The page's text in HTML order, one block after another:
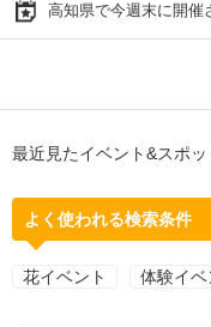
高知県で今週末に開催
最近見たイベント&スポッ
よく使われる検索条件
花イベント 体験イベ